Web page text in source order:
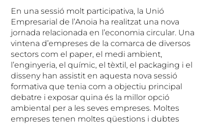
En una sessió molt participativa, la Unió
Empresarial de l’Anoia ha realitzat una nova
jornada relacionada en l’economia circular. Una
vintena d’empreses de la comarca de diversos
sectors com el paper, el medi ambient,
l’enginyeria, el químic, el tèxtil, el packaging i el
disseny han assistit en aquesta nova sessió
formativa que tenia com a objectiu principal
debatre i exposar quina és la millor opció
ambiental per a les seves empreses. Moltes
empreses tenen moltes qüestions i dubtes